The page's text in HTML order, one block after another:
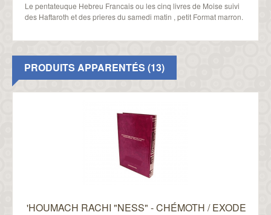
Le pentateuque Hebreu Francais ou les cinq livres de Moise suivi
des Haftaroth et des prieres du samedi matin , petit Format marron.
PRODUITS APPARENTÉS (13)
'HOUMACH RACHI "NESS" - CHÉMOTH / EXODE